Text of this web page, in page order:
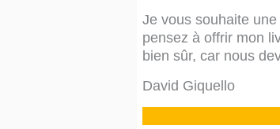
Je vous souhaite
pensez à offrir mon
bien sûr, car nous
David Giquello